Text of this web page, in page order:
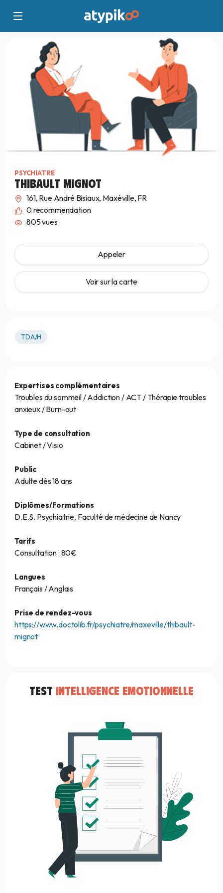
PSYCHIATRE
THIBAULT MIGNOT
161, Rue André Bisiaux, Maxéville, FR
0recommendation
805 vues
Appeler
Voir sur la carte
TDA/H
Expertises complémentaires
Troubles du sommeil / Addiction / ACT / Thérapie troubles
anxieux / Burn-out
Type de consultation
Cabinet / Visio
Public
Adulte dès 18 ans
Diplômes/Formations
D.E.S. Psychiatrie, Faculté de médecine de Nancy
Tarifs
Consultation : 80€
Langues
Français / Anglais
Prise de rendez-vous
https://www.doctolib.fr/psychiatre/maxeville/thibault-
mignot
TEST INTELLIGENCE EMOTIONNELLE